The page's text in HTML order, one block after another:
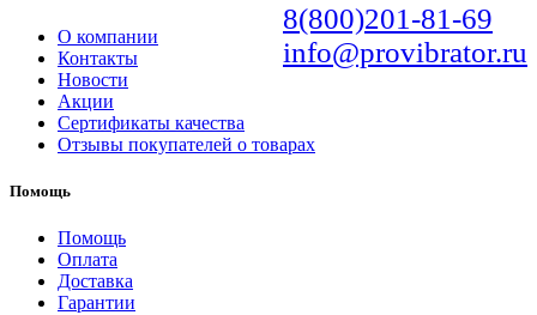
8(800)201-81-69
info@provibrator.ru
О компании
Контакты
Новости
Акции
Сертификаты качества
Отзывы покупателей о товарах
Помощь
Помощь
Оплата
Доставка
Гарантии